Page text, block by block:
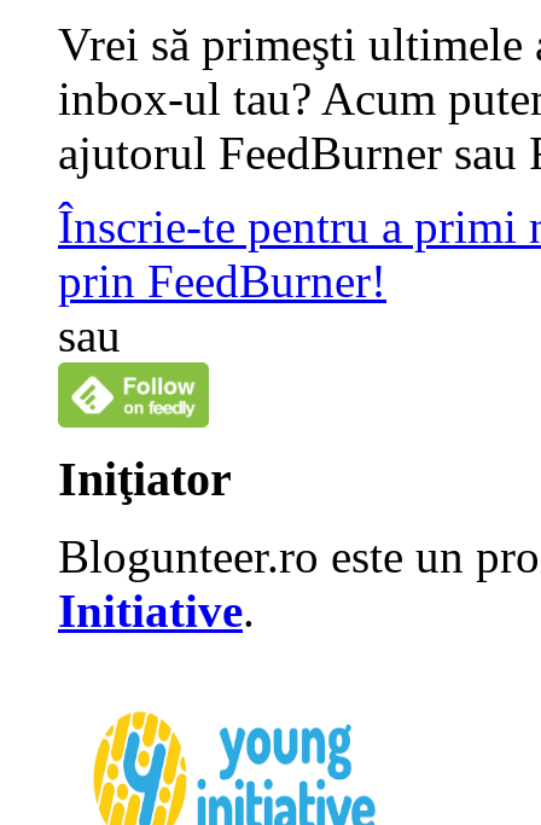
Vrei să primeşti
inbox-ul tau? Acum
ajutorul FeedBurner sau
Înscrie-te pentru a primi
prin FeedBurner!
sau
Iniţiator
Blogunteer.ro este un
Initiative.